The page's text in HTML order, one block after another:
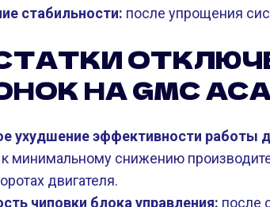
стабильности: после упрощения
НА GMC
ухудшение эффективности работы
минимальному снижению
двигателя.
чиповки блока управления: после